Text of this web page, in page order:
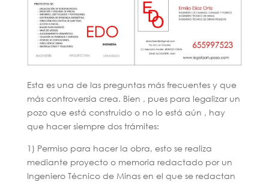
Esta es una de las preguntas más frecuentes y que
más controversia crea. Bien , pues para legalizar un
pozo que está construido o no lo está aún , hay
que hacer siempre dos trámites:
1) Permiso para hacer la obra, esto se realiza
mediante proyecto o memoria redactado por un
Ingeniero Técnico de Minas en el que se redactan